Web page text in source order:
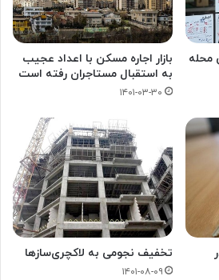
محله
بازار اجاره مسکن با اعداد عجیب
به استقبال مستاجران رفته است
۱۴۰۱-۰۳-۳۰
تخفیف نجومی به لاکچری‏‌سازها
۱۴۰۱-۰۸-۰۹